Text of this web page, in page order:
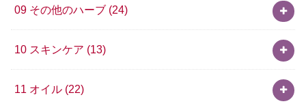
09 その他のハーブ (24)
10 スキンケア (13)
11 オイル (22)